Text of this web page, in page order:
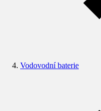
Vodovodní baterie